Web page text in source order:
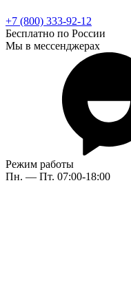
+7 (800) 333-92-12
Бесплатно по России
Мы в мессенджерах
Режим работы
Пн. — Пт. 07:00-18:00